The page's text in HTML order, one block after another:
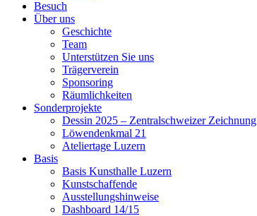
Besuch
Über uns
Geschichte
Team
Unterstützen Sie uns
Trägerverein
Sponsoring
Räumlichkeiten
Sonderprojekte
Dessin 2025 – Zentralschweizer Zeichnung
Löwendenkmal 21
Ateliertage Luzern
Basis
Basis Kunsthalle Luzern
Kunstschaffende
Ausstellungshinweise
Dashboard 14/15